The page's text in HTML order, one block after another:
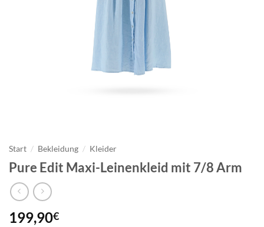
Start / Bekleidung / Kleider
Pure Edit Maxi-Leinenkleid mit 7/8 Arm
199,90€